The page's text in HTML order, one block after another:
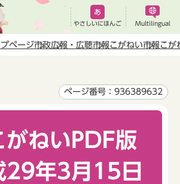
やさしいにほんご Multilingual
プページ市政広報・広聴市報こがねい市報こが
ページ番号：936389632
がねいPDF版
29年3月15日